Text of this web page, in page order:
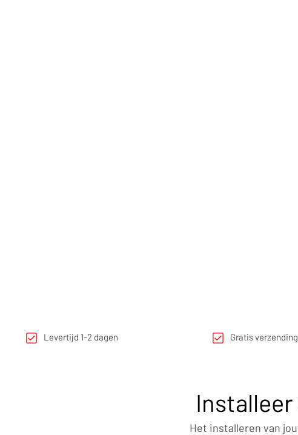
Levertijd 1-2 dagen Gratis
Installeer
Het installeren van